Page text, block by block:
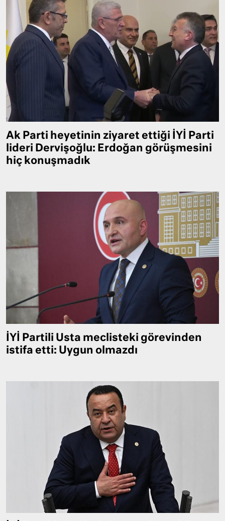
Ak Parti heyetinin ziyaret ettiği İYİ Parti
lideri Dervişoğlu: Erdoğan görüşmesini
hiç konuşmadık
İYİ Partili Usta meclisteki görevinden
istifa etti: Uygun olmazdı